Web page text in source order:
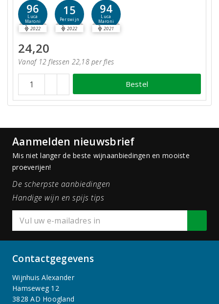
96
Luca
Maroni
2022
15
Perswijn
2022
94
Luca
Maroni
2021
24,20
Vanaf 12 flessen 22,18 per fles
Bestel
Aanmelden nieuwsbrief
Mis niet langer de beste wijnaanbiedingen en mooiste
proeverijen!
De scherpste aanbiedingen
Handige wijn en spijs tips
Contactgegevens
Wijnhuis Alexander
Hamseweg 12
3828 AD Hoogland